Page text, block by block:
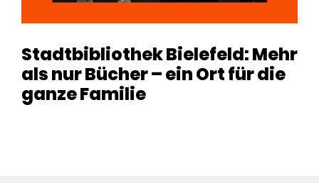
Stadtbibliothek Bielefeld: Mehr
als nur Bücher – ein Ort für die
ganze Familie